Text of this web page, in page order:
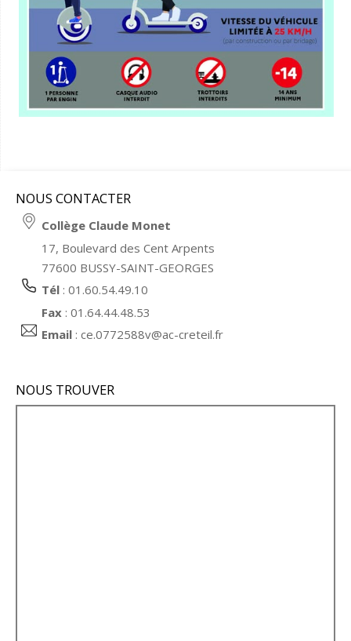
NOUS CONTACTER
Collège Claude Monet
17, Boulevard des Cent Arpents
77600 BUSSY-SAINT-GEORGES
Tél : 01.60.54.49.10
Fax : 01.64.44.48.53
Email :ce.0772588v@ac-creteil.fr
NOUS TROUVER